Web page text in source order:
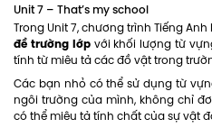
Unit 7 – That’s my school
Trong Unit 7, chương trình Tiếng
đề trường lớpvới khối lượng từ
tính từ miêu tả các đồ vật trong
Các bạn nhỏ có thể sử dụng từ
ngôi trường của mình, không chỉ
có thể miêu tả tính chất của sự vật